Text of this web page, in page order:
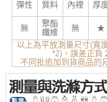
彈性 質料 內裡 厚
無
聚酯
纖維
無 ★
以上為平放測量尺寸(寬
*2)，誤差正負
不同批追加到貨商品的